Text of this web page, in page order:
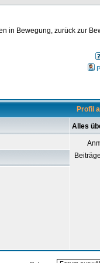
in Bewegung, zurück zur
Profil
Alles